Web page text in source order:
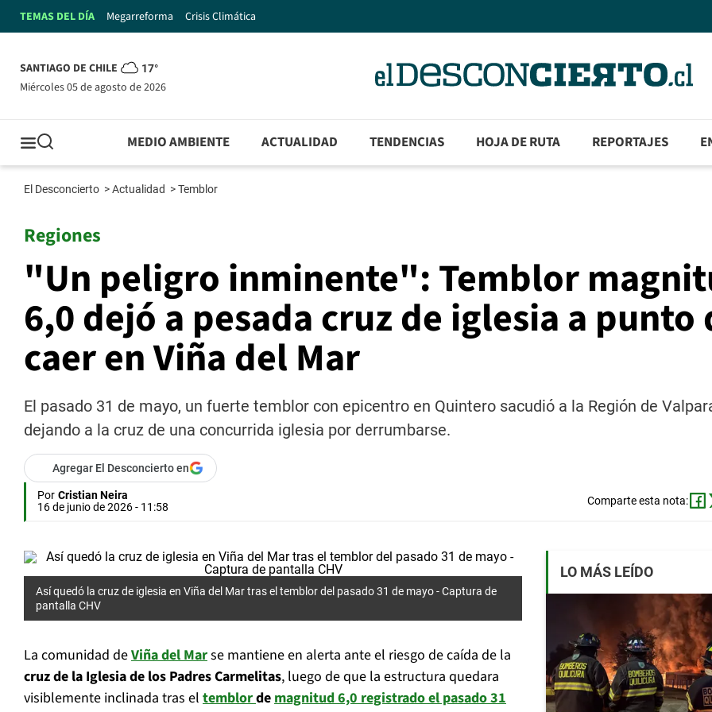
TEMAS DEL DÍA Megarreforma Crisis Climática
SANTIAGO DE CHILE 17°
miércoles 05 de agosto de 2026
MEDIO AMBIENTE ACTUALIDAD TENDENCIAS HOJA DE RUTA REPORTAJES
El Desconcierto >Actualidad >Temblor
Regiones
"Un peligro inminente": Temblor
6,0 dejó a pesada cruz de iglesia a punto
caer en Viña del Mar
El pasado 31 de mayo, un fuerte temblor con epicentro en Quintero sacudió a la Región de
dejando a la cruz de una concurrida iglesia por derrumbarse.
Agregar El Desconcierto en
Por Cristian Neira
16 de junio de 2026 - 11:58
Comparte esta nota:
Así quedó la cruz de iglesia en Viña del Mar tras el temblor del pasado 31 de mayo -Captura de
pantalla CHV
La comunidad deViña del Marse mantiene en alerta ante el riesgo de caída de la
cruz de la Iglesia de los Padres Carmelitas, luego de que la estructura quedara
visiblemente inclinada tras el temblordemagnitud 6,0 registrado el pasado 31
LO MÁS LEÍDO